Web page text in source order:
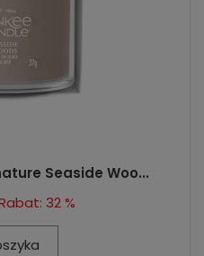
Seaside Woo...
32 %